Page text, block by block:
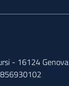
- 16124 Genova